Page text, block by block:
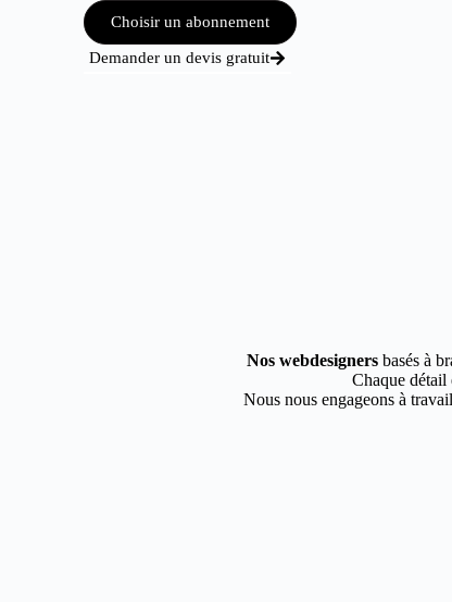
Choisir un abonnement
Demander un devis gratuit
Nos webdesigners basés à
Chaque détail
Nous nous engageons à